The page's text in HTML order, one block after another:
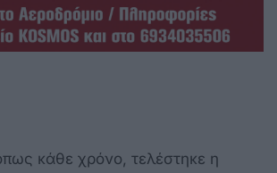
κάθε χρόνο, τελέστηκε η